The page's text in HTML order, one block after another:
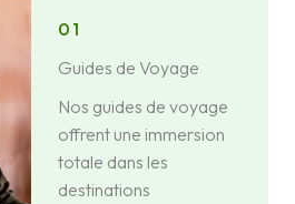
01
Guides de Voyage
Nos guides de voyage
offrent une immersion
totale dans les
destinations